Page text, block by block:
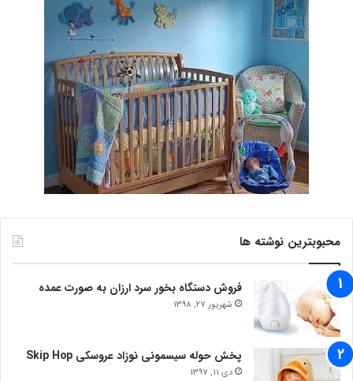
محبوبترین نوشته ها
فروش دستگاه بخور سرد ارزان به صورت عمده
شهریور 27, 1398
پخش حوله سیسمونی نوزاد عروسکی Skip Hop
دی 11, 1397